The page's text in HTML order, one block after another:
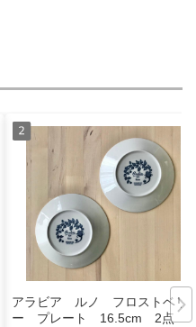
アラビア ルノ フロストベリ
ー プレート 16.5cm 2点 1